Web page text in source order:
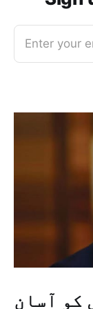
Enter your
کو آسان